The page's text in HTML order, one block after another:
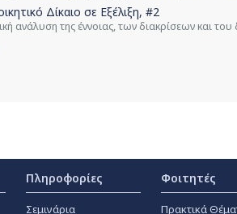
Δίκαιο σε Εξέλιξη, #2
ανάλυση της έννοιας, των διακρίσεων και
Πληροφορίες
Σεμινάρια
Φοιτητές
Πρακτικά